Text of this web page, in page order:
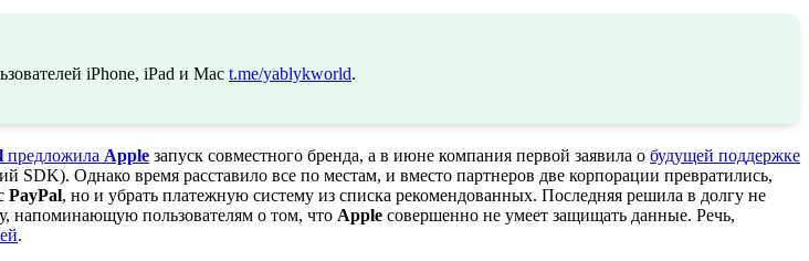
iPhone, iPad и Mac t.me/yablykworld.
предложила Apple запуск совместного бренда, а в июне компания первой заявила о будущей поддержке
Однако время расставило все по местам, и вместо партнеров две корпорации превратились,
PayPal, но и убрать платежную систему из списка рекомендованных. Последняя решила в долгу не
напоминающую пользователям о том, что Apple совершенно не умеет защищать данные. Речь,
.